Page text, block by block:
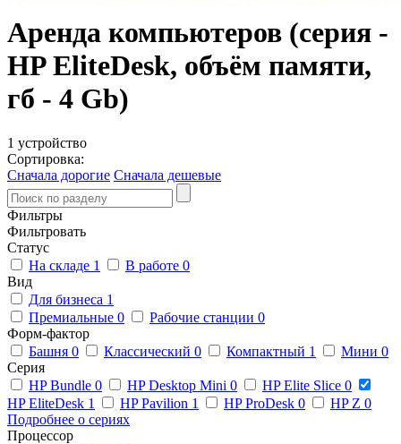
Аренда компьютеров (серия -
HP EliteDesk, объём памяти,
гб - 4 Gb)
1 устройство
Сортировка:
Сначала дорогие Сначала дешевые
Фильтры
Фильтровать
Статус
На складе 1 В работе 0
Вид
Для бизнеса 1
Премиальные 0 Рабочие станции 0
Форм-фактор
Башня 0 Классический 0 Компактный 1 Мини 0
Серия
HP Bundle 0 HP Desktop Mini 0 HP Elite Slice 0
HP EliteDesk 1 HP Pavilion 1 HP ProDesk 0 HP Z 0
Подробнее о сериях
Процессор